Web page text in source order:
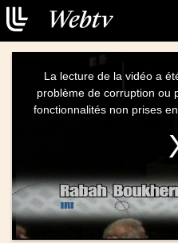
La lecture de la vidéo a
problème de corruption ou
fonctionnalités non prises